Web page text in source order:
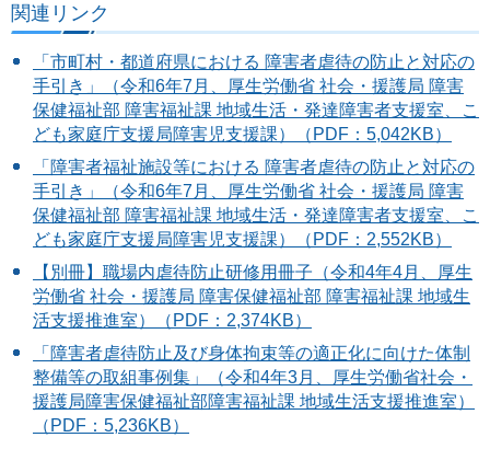
関連リンク
「市町村・都道府県における 障害者虐待の防止と対応の
手引き」（令和6年7月、厚生労働省 社会・援護局 障害
保健福祉部 障害福祉課 地域生活・発達障害者支援室、こ
ども家庭庁支援局障害児支援課）（PDF：5,042KB）
「障害者福祉施設等における 障害者虐待の防止と対応の
手引き」（令和6年7月、厚生労働省 社会・援護局 障害
保健福祉部 障害福祉課 地域生活・発達障害者支援室、こ
ども家庭庁支援局障害児支援課）（PDF：2,552KB）
【別冊】職場内虐待防止研修用冊子（令和4年4月、厚生
労働省 社会・援護局 障害保健福祉部 障害福祉課 地域生
活支援推進室）（PDF：2,374KB）
「障害者虐待防止及び身体拘束等の適正化に向けた体制
整備等の取組事例集」（令和4年3月、厚生労働省社会・
援護局障害保健福祉部障害福祉課 地域生活支援推進室）
（PDF：5,236KB）